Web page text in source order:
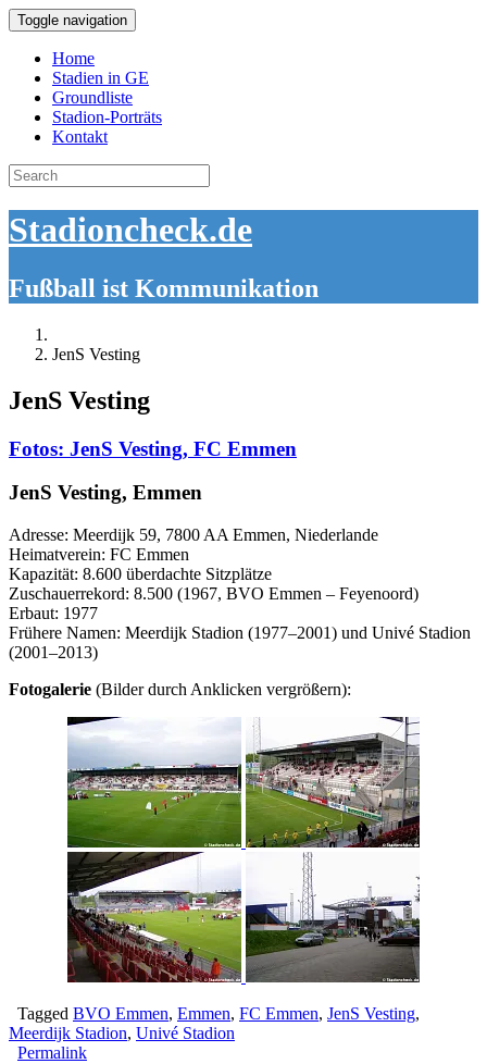
Toggle navigation
Home
Stadien in GE
Groundliste
Stadion-Porträts
Kontakt
Search
for:
Stadioncheck.de
Fußball ist Kommunikation
JenS Vesting
JenS Vesting
Fotos: JenS Vesting, FC Emmen
JenS Vesting, Emmen
Adresse: Meerdijk 59, 7800 AA Emmen, Niederlande
Heimatverein: FC Emmen
Kapazität: 8.600 überdachte Sitzplätze
Zuschauerrekord: 8.500 (1967, BVO Emmen – Feyenoord)
Erbaut: 1977
Frühere Namen: Meerdijk Stadion (1977–2001) und Univé Stadion
(2001–2013)
Fotogalerie (Bilder durch Anklicken vergrößern):
Tagged BVO Emmen, Emmen, FC Emmen, JenS Vesting,
Meerdijk Stadion, Univé Stadion
Permalink